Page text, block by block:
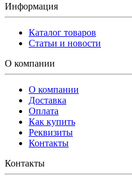
Информация
Каталог товаров
Статьи и новости
О компании
О компании
Доставка
Оплата
Как купить
Реквизиты
Контакты
Контакты